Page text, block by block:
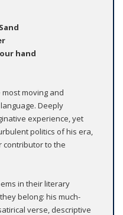
hand
moving and
Deeply
experience, yet
politics of his era,
contributor to the
in their literary
belong: his much-
verse, descriptive